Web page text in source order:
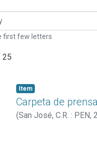
first few letters
25
Item
Carpeta de
(San José, C.R. : PEN,